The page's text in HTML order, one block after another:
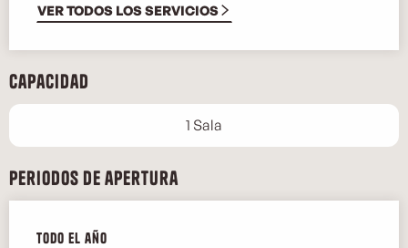
VER TODOS LOS SERVICIOS
Capacidad
1 Sala
Periodos de apertura
Todo el año
Todo el año